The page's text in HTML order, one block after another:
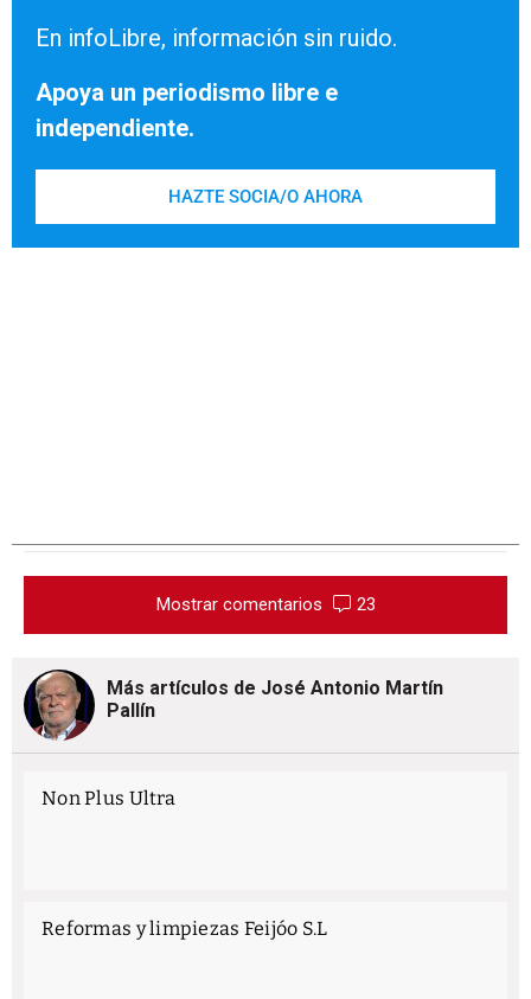
En infoLibre, información sin ruido.
Apoya un periodismo libre e
independiente.
HAZTE SOCIA/O AHORA
Mostrar comentarios 23
Más artículos de José Antonio Martín
Pallín
Non Plus Ultra
Reformas y limpiezas Feijóo S.L